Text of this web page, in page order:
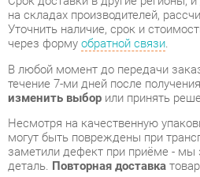
течение 7-ми дней после
изменить выборили принять
Несмотря на качественную
могут быть повреждены при
заметили дефект при приёме - мы
деталь.Повторная доставка
На всю мебель категории Готовые
распространяетсягарантия 1 год, а
года с момента приобретения.
Кабинет руководителя Skyland